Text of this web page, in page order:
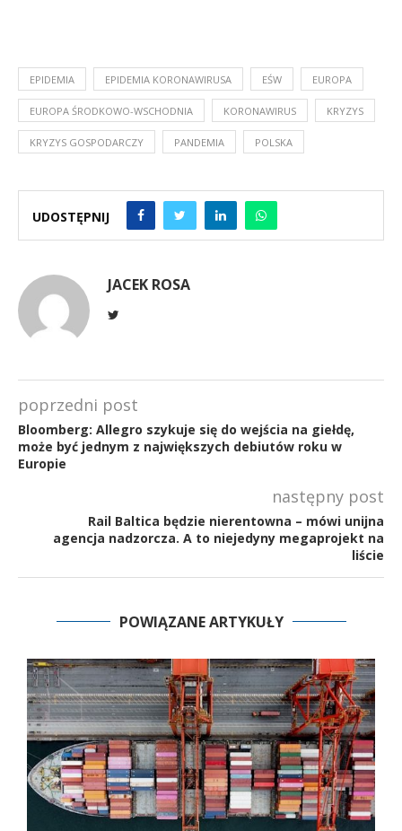
EPIDEMIA EPIDEMIA KORONAWIRUSA EŚW EUROPA
EUROPA ŚRODKOWO-WSCHODNIA KORONAWIRUS KRYZYS
KRYZYS GOSPODARCZY PANDEMIA POLSKA
UDOSTĘPNIJ
JACEK ROSA
poprzedni post
Bloomberg: Allegro szykuje się do wejścia na giełdę,
może być jednym z największych debiutów roku w
Europie
następny post
Rail Baltica będzie nierentowna – mówi unijna
agencja nadzorcza. A to niejedyny megaprojekt na
liście
POWIĄZANE ARTYKUŁY